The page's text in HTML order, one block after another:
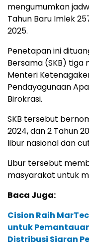
mengumumkan
Tahun Baru Imlek
2025.
Penetapan ini
Bersama (SKB) tiga
Menteri
Pendayagunaan
Birokrasi.
SKB tersebut
2024, dan 2 Tahun
libur nasional dan
Libur tersebut
masyarakat untuk
Baca Juga:
Cision Raih
untuk
Distribusi Siaran